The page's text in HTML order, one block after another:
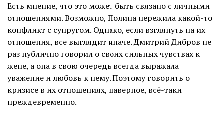
Есть мнение, что это может быть связано с личными
отношениями. Возможно, Полина пережила какой-то
конфликт с супругом. Однако, если взглянуть на их
отношения, все выглядит иначе. Дмитрий Дибров не
раз публично говорил о своих сильных чувствах к
жене, а она в свою очередь всегда выражала
уважение и любовь к нему. Поэтому говорить о
кризисе в их отношениях, наверное, всё-таки
преждевременно.